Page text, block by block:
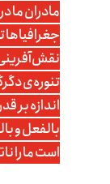
مادران ما
جغرافیاها
تنوره‌ی
اندازه بر
بالفعل و
است ما را